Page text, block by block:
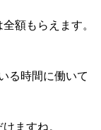
額もらえます。
る時間に働いて
ますね。